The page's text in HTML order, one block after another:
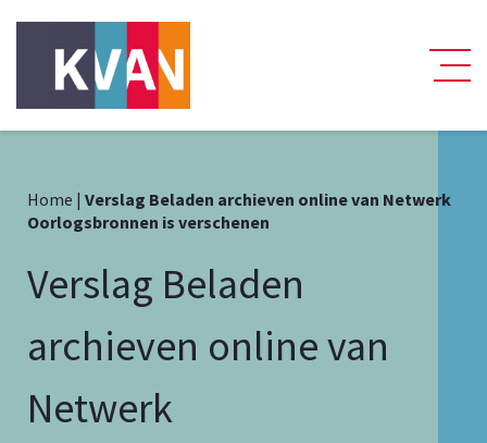
Home | Verslag Beladen archieven online van Netwerk
Oorlogsbronnen is verschenen
Verslag Beladen
archieven online van
Netwerk